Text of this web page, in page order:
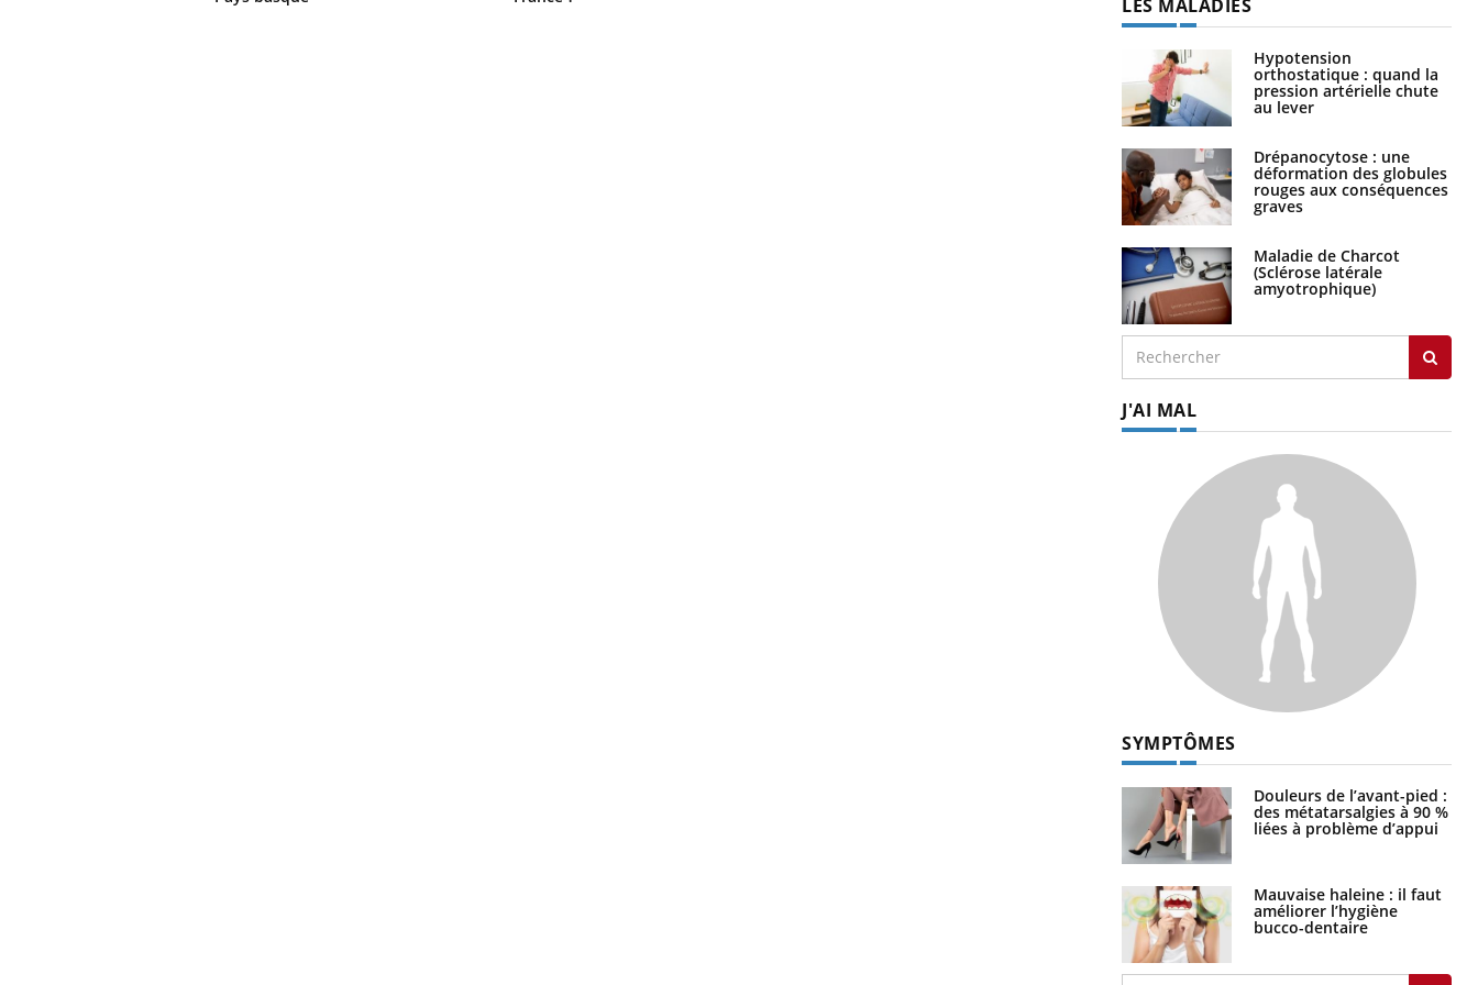
orthostatique : quand la
pression artérielle chute
au lever
déformation des globules
rouges aux conséquences
graves
(Sclérose latérale
amyotrophique)
des métatarsalgies à 90 %
liées à problème d’appui
améliorer l’hygiène
bucco-dentaire